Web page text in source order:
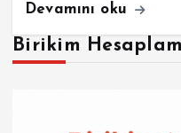
Devamını oku
Birikim